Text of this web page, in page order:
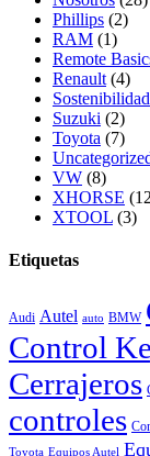
Phillips (2)
RAM (1)
Remote
Renault (4)
Sostenibilidad
Suzuki (2)
Toyota (7)
VW (8)
XHORSE
XTOOL (3)
Etiquetas
Audi Autel auto BMW
Control
Cerrajeros
controles
Toyota Equipos Autel